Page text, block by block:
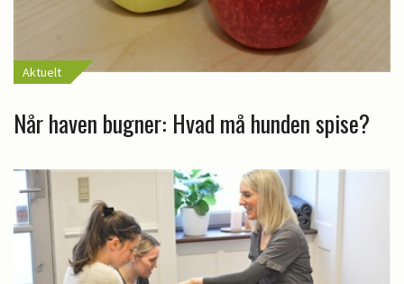
Aktuelt
Når haven bugner: Hvad må hunden spise?